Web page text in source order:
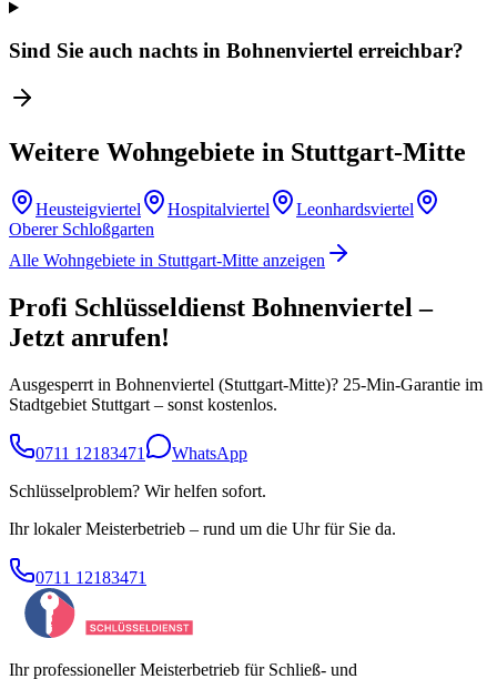
Sind Sie auch nachts in Bohnenviertel erreichbar?
Weitere Wohngebiete in Stuttgart-Mitte
Heusteigviertel Hospitalviertel
Leonhardsviertel
Oberer Schloßgarten
Alle Wohngebiete in Stuttgart-Mitte anzeigen
Profi Schlüsseldienst Bohnenviertel–
Jetzt anrufen!
Ausgesperrt in Bohnenviertel (Stuttgart-Mitte)? 25-Min-Garantie im
Stadtgebiet Stuttgart – sonst kostenlos.
0711 12183471
WhatsApp
Schlüsselproblem? Wir helfen sofort.
Ihr lokaler Meisterbetrieb – rund um die Uhr für Sie da.
0711 12183471
Ihr professioneller Meisterbetrieb für Schließ- und